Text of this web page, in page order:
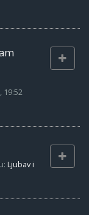
19:52
Ljubav i